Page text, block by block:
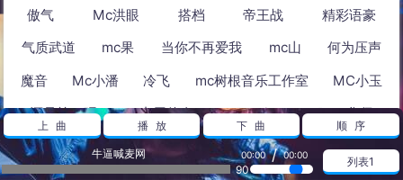
傲气
Mc洪眼 搭档 帝王战
精彩语豪
气质武道
mc果 当你不再爱我 mc山
何为压声
魔音
Mc小潘 冷飞 mc树根音乐工作室
MC小玉
还是算了吧
专用伴奏 Remix Dmc华仔
热播放
上曲 播放 下曲 顺序
牛逼喊麦网 00:00 / 00:00
90
列表1